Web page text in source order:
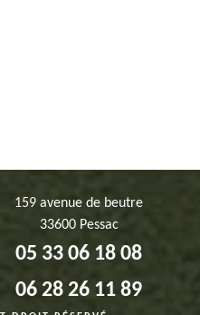
159 avenue de beutre
33600 Pessac
05 33 06 18 08
06 28 26 11 89